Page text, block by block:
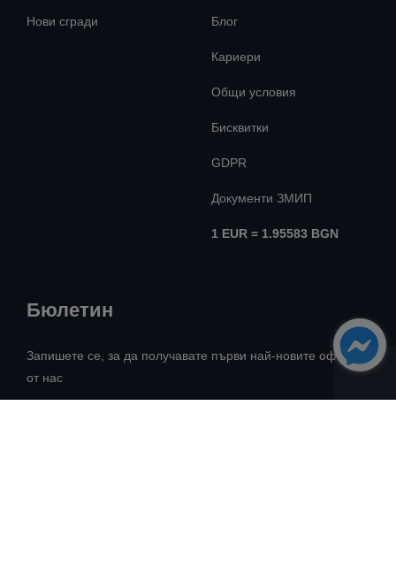
Нови сгради Блог
Кариери
Общи условия
Бисквитки
GDPR
Документи ЗМИП
1 EUR = 1.95583 BGN
Бюлетин
Запишете се, за да получавате първи най-новите оферти
от нас